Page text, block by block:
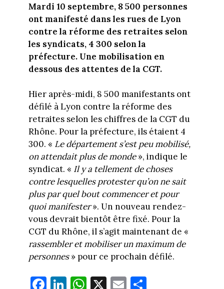
Mardi 10 septembre, 8 500 personnes
ont manifesté dans les rues de Lyon
contre la réforme des retraites selon
les syndicats, 4 300 selon la
préfecture. Une mobilisation en
dessous des attentes de la CGT.
Hier après-midi, 8 500 manifestants ont
défilé à Lyon contre la réforme des
retraites selon les chiffres de la CGT du
Rhône. Pour la préfecture, ils étaient 4
300. « Le département s’est peu mobilisé,
on attendait plus de monde», indique le
syndicat. « Il y a tellement de choses
contre lesquelles protester qu’on ne sait
plus par quel bout commencer et pour
quoi manifester». Un nouveau rendez-
vous devrait bientôt être fixé. Pour la
CGT du Rhône, il s’agit maintenant de «
rassembler et mobiliser un maximum de
personnes» pour ce prochain défilé.
Fa Li W X E Pa